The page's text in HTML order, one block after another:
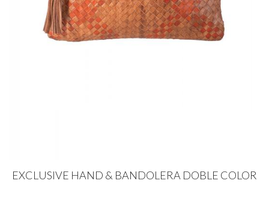
EXCLUSIVE HAND & BANDOLERA DOBLE COLOR